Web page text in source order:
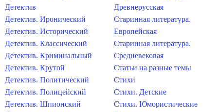
Детектив
Детектив. Иронический
Детектив. Исторический
Детектив. Классический
Детектив. Криминальный
Детектив. Крутой
Детектив. Политический
Детектив. Полицейский
Детектив. Шпионский
Древнерусская
Старинная литература.
Европейская
Старинная литература.
Средневековая
Статьи на разные темы
Стихи
Стихи. Детские
Стихи. Юмористические